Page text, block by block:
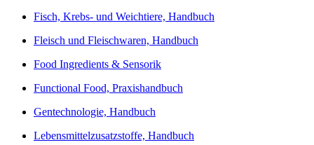
Fisch, Krebs- und Weichtiere, Handbuch
Fleisch und Fleischwaren, Handbuch
Food Ingredients & Sensorik
Functional Food, Praxishandbuch
Gentechnologie, Handbuch
Lebensmittelzusatzstoffe, Handbuch